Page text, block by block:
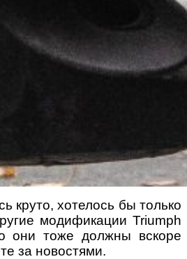
круто, хотелось бы только
модификации Triumph
они тоже должны вскоре
за новостями.